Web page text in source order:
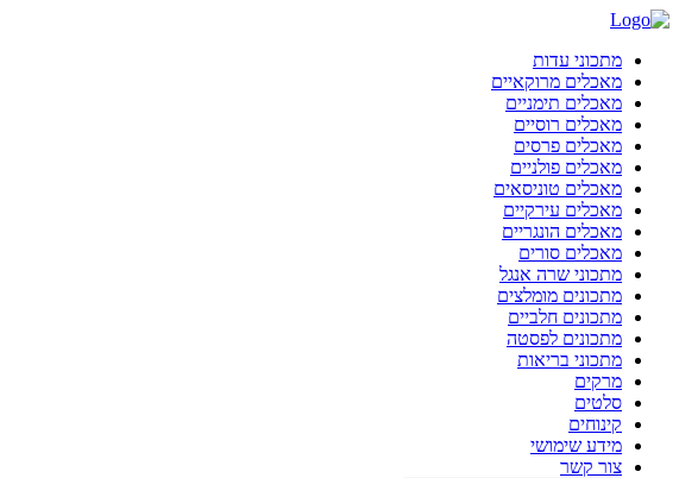
מתכוני עדות
מאכלים מרוקאיים
מאכלים תימניים
מאכלים רוסיים
מאכלים פרסים
מאכלים פולניים
מאכלים טוניסאים
מאכלים עירקיים
מאכלים הונגריים
מאכלים סורים
מתכוני שרה אנגל
מתכונים מומלצים
מתכונים חלביים
מתכונים לפסטה
מתכוני בריאות
מרקים
סלטים
קינוחים
מידע שימושי
צור קשר